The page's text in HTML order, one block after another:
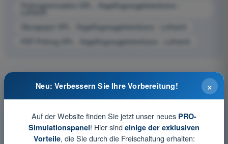
Prüfungssimulation SPL - Segelflugzeugpilotenlizenz -
Übungsquiz SPL - Segelflugzeugpilotenlizenz - Luftrecht
PDF-Prüfung SPL - Segelflugzeugpilotenlizenz - Luftrecht
×
Neu: Verbessern Sie Ihre Vorbereitung!
Auf der Website finden Sie jetzt unser neues PRO-
Simulationspanel! Hier sind einige der exklusiven
Vorteile, die Sie durch die Freischaltung erhalten: